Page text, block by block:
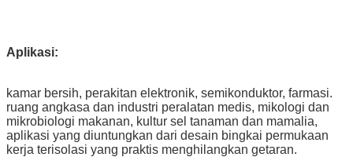
Aplikasi:
kamar bersih, perakitan elektronik, semikonduktor, farmasi.
ruang angkasa dan industri peralatan medis, mikologi dan
mikrobiologi makanan, kultur sel tanaman dan mamalia,
aplikasi yang diuntungkan dari desain bingkai permukaan
kerja terisolasi yang praktis menghilangkan getaran.